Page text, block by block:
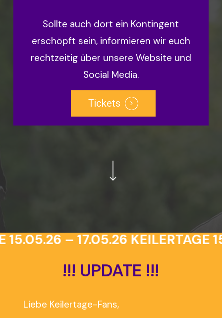
Sollte auch dort ein Kontingent
erschöpft sein, informieren wir euch
rechtzeitig über unsere Website und
Social Media.
Tickets
15.05.26 – 17.05.26KEILERTAGE
!!! UPDATE !!!
Liebe Keilertage-Fans,